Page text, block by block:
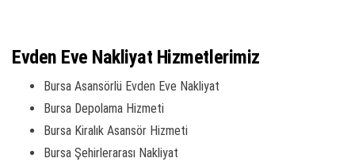
Evden Eve Nakliyat Hizmetlerimiz
Bursa Asansörlü Evden Eve Nakliyat
Bursa Depolama Hizmeti
Bursa Kiralık Asansör Hizmeti
Bursa Şehirlerarası Nakliyat